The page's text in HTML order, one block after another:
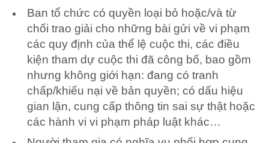
Ban tổ chức có quyền loại bỏ hoặc/và từ
chối trao giải cho những bài gửi về vi phạm
các quy định của thể lệ cuộc thi, các điều
kiện tham dự cuộc thi đã công bố, bao gồm
nhưng không giới hạn: đang có tranh
chấp/khiếu nại về bản quyền; có dấu hiệu
gian lận, cung cấp thông tin sai sự thật hoặc
các hành vi vi phạm pháp luật khác…